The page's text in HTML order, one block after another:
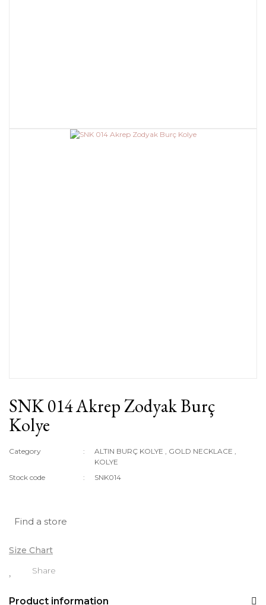
SNK 014 Akrep Zodyak Burç
Kolye
Category ALTIN BURÇ KOLYE GOLD NECKLACE
KOLYE
Stock code
SNK014
Find a store
Size Chart
Share
Product information